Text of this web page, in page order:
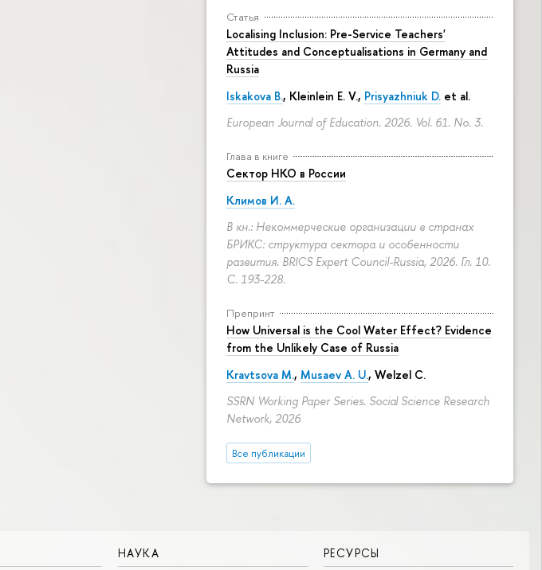
Статья
Localising Inclusion: Pre-Service Teachers'
Attitudes and Conceptualisations in Germany and
Russia
Iskakova B., Kleinlein E. V., Prisyazhniuk D. et al.
European Journal of Education. 2026. Vol. 61. No. 3.
Глава в книге
Сектор НКО в России
Климов И. А.
В кн.: Некоммерческие организации в странах
БРИКС: структура сектора и особенности
развития. BRICS Expert Council-Russia, 2026. Гл. 10.
С. 193-228.
Препринт
How Universal is the Cool Water Effect? Evidence
from the Unlikely Case of Russia
Kravtsova M., Musaev A. U., Welzel C.
SSRN Working Paper Series. Social Science Research
Network, 2026
Все публикации
НАУКА
РЕСУРСЫ